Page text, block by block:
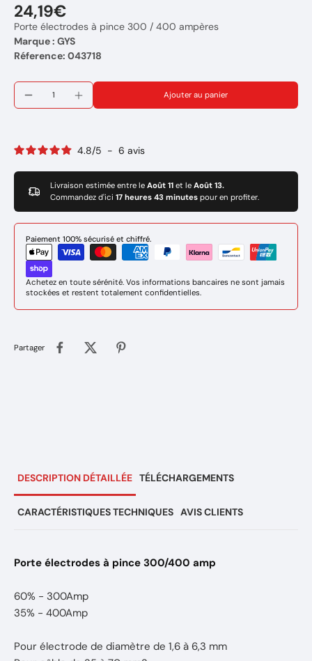
24,19€
Porte électrodes à pince 300 / 400 ampères
Marque : GYS
Réference: 043718
Ajouter au panier
4.8/5 - 6 avis
Livraison estimée entre le Août 11 et le Août 13.
Commandez d'ici 17 heures 43 minutes pour en profiter.
Paiement 100% sécurisé et chiffré.
Achetez en toute sérénité. Vos informations bancaires ne sont jamais
stockées et restent totalement confidentielles.
Partager
DESCRIPTION DÉTAILLÉE TÉLÉCHARGEMENTS
CARACTÉRISTIQUES TECHNIQUES AVIS CLIENTS
Porte électrodes à pince 300/400 amp
60% - 300Amp
35% - 400Amp
Pour électrode de diamètre de 1,6 à 6,3 mm